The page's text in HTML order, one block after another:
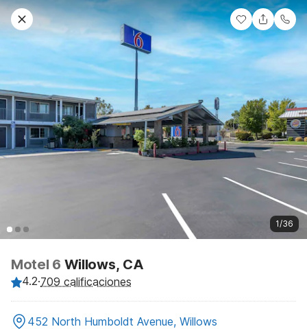
1/36
Motel 6 Willows, CA
4.2·709 calificaciones
452 North Humboldt Avenue, Willows